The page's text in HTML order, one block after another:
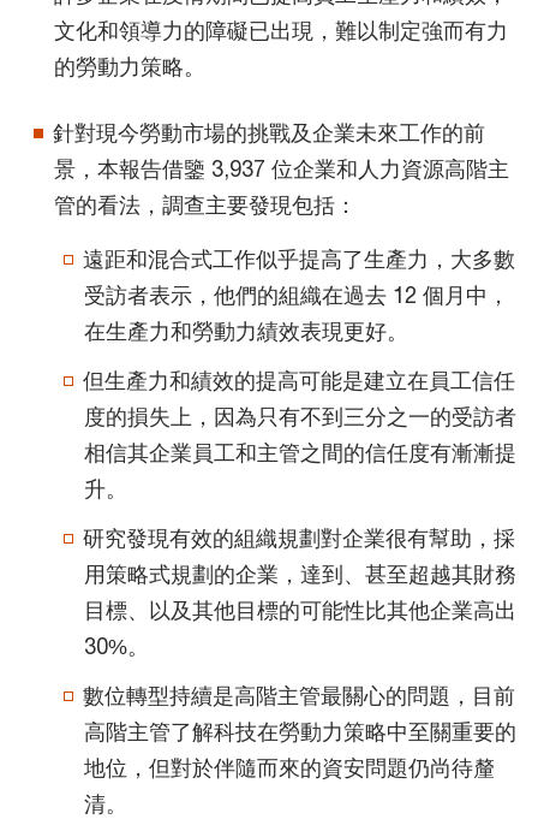
文化和領導力的障礙已出現，難以制定強而有力
的勞動力策略。
針對現今勞動市場的挑戰及企業未來工作的前
景，本報告借鑒 3,937 位企業和人力資源高階主
管的看法，調查主要發現包括：
遠距和混合式工作似乎提高了生產力，大多數
受訪者表示，他們的組織在過去 12 個月中，
在生產力和勞動力績效表現更好。
但生產力和績效的提高可能是建立在員工信任
度的損失上，因為只有不到三分之一的受訪者
相信其企業員工和主管之間的信任度有漸漸提
升。
研究發現有效的組織規劃對企業很有幫助，採
用策略式規劃的企業，達到、甚至超越其財務
目標、以及其他目標的可能性比其他企業高出
30%。
數位轉型持續是高階主管最關心的問題，目前
高階主管了解科技在勞動力策略中至關重要的
地位，但對於伴隨而來的資安問題仍尚待釐
清。